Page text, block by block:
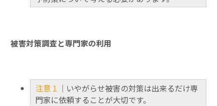
被害対策調査と専門家の利用
注意１ ｜いやがらせ被害の対策は出来るだけ専
門家に依頼することが大切です。